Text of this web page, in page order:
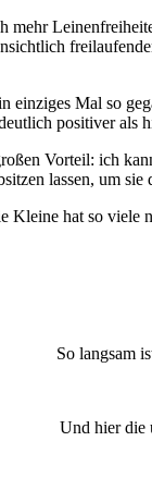
Mal so
positiver als
Vorteil: ich
lassen, um
Kleine hat so viele
So langsam
Und hier die